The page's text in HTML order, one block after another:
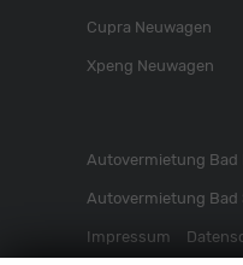
Cupra Neuwagen
Xpeng Neuwagen
Autovermietung Bad
Autovermietung Bad
Impressum